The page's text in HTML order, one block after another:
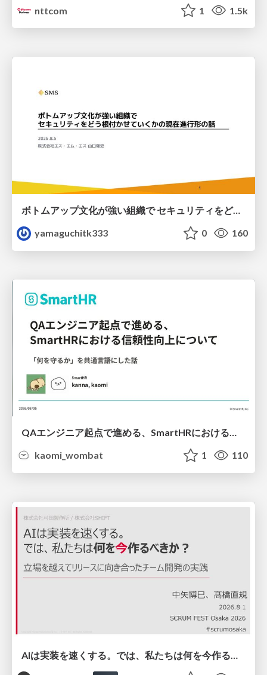
nttcom
1 1.5k
ボトムアップ文化が強い組織で セキュリティをどう根付かせていくかの現在進行形の話 / Making Security Stick in a Bottom-Up Organization
yamaguchitk333
0 160
QAエンジニア起点で進める、SmartHRにおける信頼性向上について
kaomi_wombat
1 110